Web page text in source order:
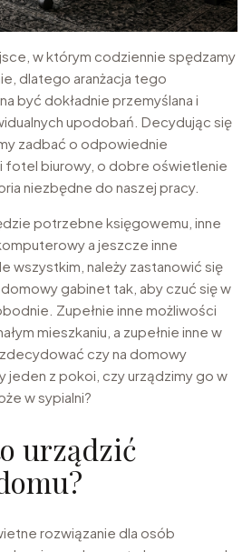
w którym codziennie spędzamy
dlatego aranżacja tego
być dokładnie przemyślana i
upodobań. Decydując się
zadbać o odpowiednie
fotel biurowy, o dobre oświetlenie
niezbędne do naszej pracy.
potrzebne księgowemu, inne
a jeszcze inne
wszystkim, należy zastanowić się
gabinet tak, aby czuć się w
Zupełnie inne możliwości
mieszkaniu, a zupełnie inne w
czy na domowy
jeden z pokoi, czy urządzimy go w
w sypialni?
urządzić
rozwiązanie dla osób